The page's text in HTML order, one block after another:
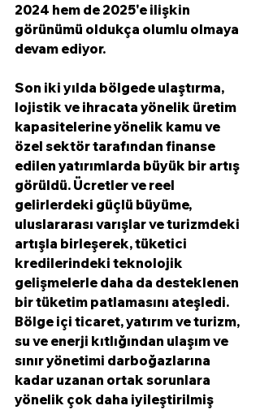
2024 hem de 2025'e ilişkin
görünümü oldukça olumlu olmaya
devam ediyor.
Son iki yılda bölgede ulaştırma,
lojistik ve ihracata yönelik üretim
kapasitelerine yönelik kamu ve
özel sektör tarafından finanse
edilen yatırımlarda büyük bir artış
görüldü. Ücretler ve reel
gelirlerdeki güçlü büyüme,
uluslararası varışlar ve turizmdeki
artışla birleşerek, tüketici
kredilerindeki teknolojik
gelişmelerle daha da desteklenen
bir tüketim patlamasını ateşledi.
Bölge içi ticaret, yatırım ve turizm,
su ve enerji kıtlığından ulaşım ve
sınır yönetimi darboğazlarına
kadar uzanan ortak sorunlara
yönelik çok daha iyileştirilmiş